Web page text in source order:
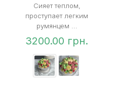
Сияет теплом,
проступает легким
румянцем ...
3200.00 грн.